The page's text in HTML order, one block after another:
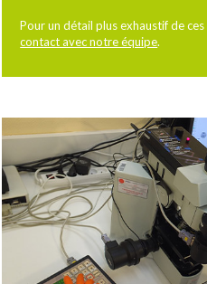
Pour un détail plus exhaustif de ces
contact avec notre équipe.